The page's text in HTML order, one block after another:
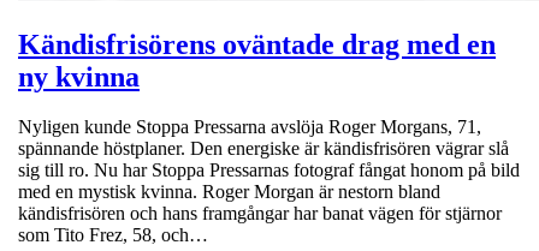
Kändisfrisörens oväntade drag med en
ny kvinna
Nyligen kunde Stoppa Pressarna avslöja Roger Morgans, 71,
spännande höstplaner. Den energiske är kändisfrisören vägrar slå
sig till ro. Nu har Stoppa Pressarnas fotograf fångat honom på bild
med en mystisk kvinna. Roger Morgan är nestorn bland
kändisfrisören och hans framgångar har banat vägen för stjärnor
som Tito Frez, 58, och…